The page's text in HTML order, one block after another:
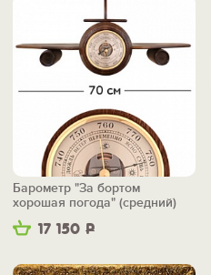
17 150 Р
Барометр "За бортом
хорошая погода" (средний)